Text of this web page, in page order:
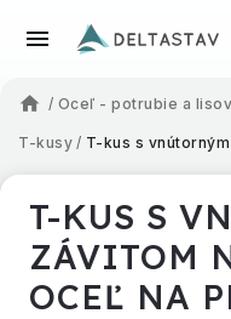
/ Oceľ - potrubie a
T-kusy / T-kus s
T-KUS S
ZÁVITOM
OCEĽ NA